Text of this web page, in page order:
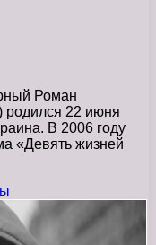
Роман
родился 22 июня
В 2006 году
«Девять жизней